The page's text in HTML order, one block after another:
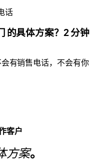
话
的具体方案？2 分钟
有销售电话，不会有你
客户
方案。